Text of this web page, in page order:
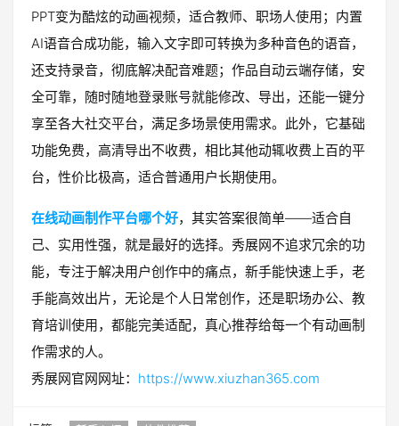
PPT变为酷炫的动画视频，适合教师、职场人使用；内置
AI语音合成功能，输入文字即可转换为多种音色的语音，
还支持录音，彻底解决配音难题；作品自动云端存储，安
全可靠，随时随地登录账号就能修改、导出，还能一键分
享至各大社交平台，满足多场景使用需求。此外，它基础
功能免费，高清导出不收费，相比其他动辄收费上百的平
台，性价比极高，适合普通用户长期使用。
在线动画制作平台哪个好，其实答案很简单——适合自
己、实用性强，就是最好的选择。秀展网不追求冗余的功
能，专注于解决用户创作中的痛点，新手能快速上手，老
手能高效出片，无论是个人日常创作，还是职场办公、教
育培训使用，都能完美适配，真心推荐给每一个有动画制
作需求的人。
秀展网官网网址： https://www.xiuzhan365.com